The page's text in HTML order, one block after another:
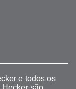
e todos os